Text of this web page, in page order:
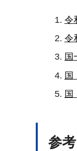
令
令
国
国
国
参考